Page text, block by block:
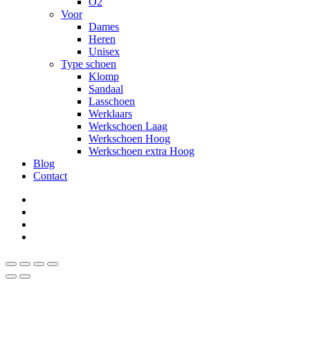
Voor
Dames
Heren
Unisex
Type schoen
Klomp
Sandaal
Lasschoen
Werklaars
Werkschoen Laag
Werkschoen Hoog
Werkschoen extra Hoog
Blog
Contact